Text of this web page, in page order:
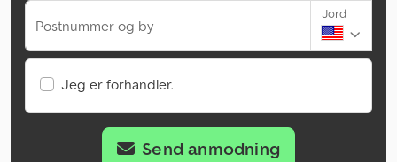
Postnummer og by
Jord
Jeg er forhandler.
Send anmodning